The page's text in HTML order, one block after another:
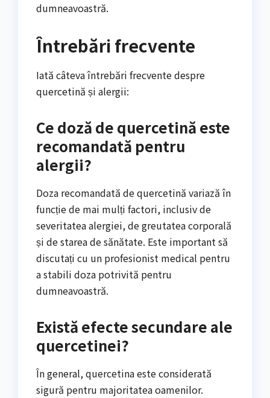
dumneavoastră.
Întrebări frecvente
Iată câteva întrebări frecvente despre
quercetină și alergii:
Ce doză de quercetină este
recomandată pentru
alergii?
Doza recomandată de quercetină variază în
funcție de mai mulți factori, inclusiv de
severitatea alergiei, de greutatea corporală
și de starea de sănătate. Este important să
discutați cu un profesionist medical pentru
a stabili doza potrivită pentru
dumneavoastră.
Există efecte secundare ale
quercetinei?
În general, quercetina este considerată
sigură pentru majoritatea oamenilor.